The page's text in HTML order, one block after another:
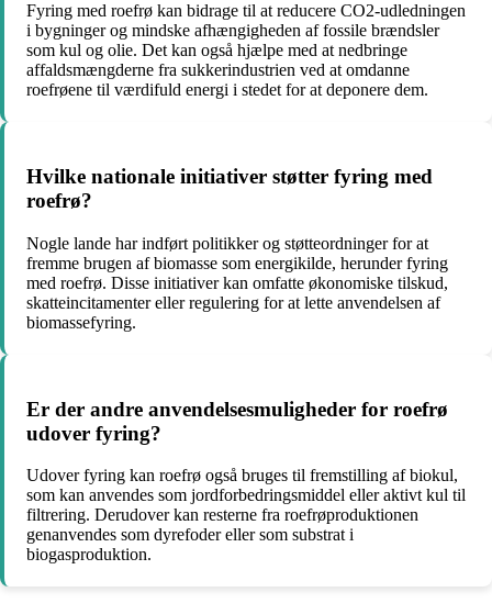
Fyring med roefrø kan bidrage til at reducere CO2-udledningen
i bygninger og mindske afhængigheden af fossile brændsler
som kul og olie. Det kan også hjælpe med at nedbringe
affaldsmængderne fra sukkerindustrien ved at omdanne
roefrøene til værdifuld energi i stedet for at deponere dem.
Hvilke nationale initiativer støtter fyring med
roefrø?
Nogle lande har indført politikker og støtteordninger for at
fremme brugen af biomasse som energikilde, herunder fyring
med roefrø. Disse initiativer kan omfatte økonomiske tilskud,
skatteincitamenter eller regulering for at lette anvendelsen af
biomassefyring.
Er der andre anvendelsesmuligheder for roefrø
udover fyring?
Udover fyring kan roefrø også bruges til fremstilling af biokul,
som kan anvendes som jordforbedringsmiddel eller aktivt kul til
filtrering. Derudover kan resterne fra roefrøproduktionen
genanvendes som dyrefoder eller som substrat i
biogasproduktion.